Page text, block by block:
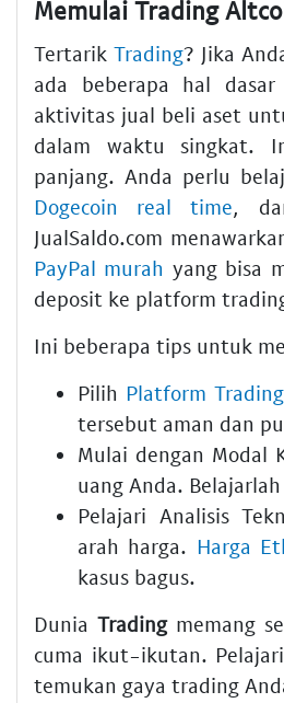
TertarikTrading? Jika
ada beberapa hal
aktivitas jual beli aset
dalam waktu singkat.
panjang. Anda perlu
Dogecoin real time,
JualSaldo.com
PayPal murah yang bisa
deposit ke platform
Ini beberapa tips untuk
Pilih Platform
tersebut aman dan
Mulai dengan Modal
uang Anda.
Pelajari Analisis
arah harga. Harga
kasus bagus.
Dunia Tradingmemang
cuma ikut-ikutan.
temukan gaya trading